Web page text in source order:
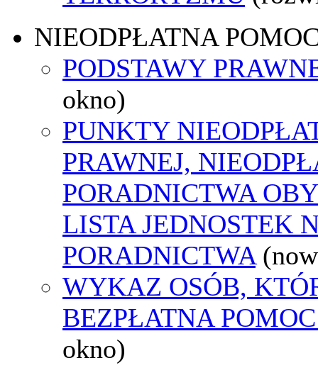
NIEODPŁATNA
PODSTAWY
okno)
PUNKTY
PRAWNEJ,
PORADNICTWA
LISTA JEDNOSTEK
PORADNICTWA
WYKAZ OSÓB,
BEZPŁATNA
okno)